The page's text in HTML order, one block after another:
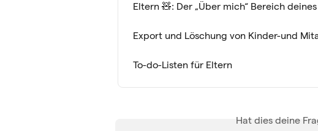
Eltern 🧸: Der „Über mich“ Bereich
Export und Löschung von Kinder-und
To-do-Listen für Eltern
Hat dies deine